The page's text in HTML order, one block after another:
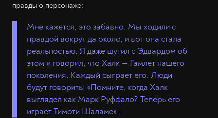
правды о персонаже:
Мне кажется, это забавно. Мы ходили с
правдой вокруг да около, и вот она стала
реальностью. Я даже шутил с Эдвардом об
этом и говорил, что Халк — Гамлет нашего
поколения. Каждый сыграет его. Люди
будут говорить: «Помните, когда Халк
выглядел как Марк Руффало? Теперь его
играет Тимоти Шаламе».